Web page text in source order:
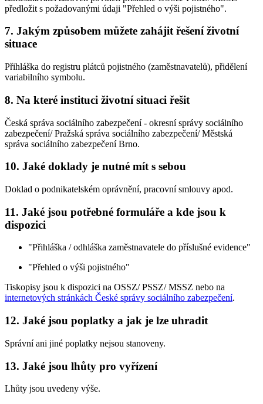
předložit s požadovanými údaji "Přehled o výši pojistného".
7. Jakým způsobem můžete zahájit řešení životní
situace
Přihláška do registru plátců pojistného (zaměstnavatelů), přidělení
variabilního symbolu.
8. Na které instituci životní situaci řešit
Česká správa sociálního zabezpečení - okresní správy sociálního
zabezpečení/ Pražská správa sociálního zabezpečení/ Městská
správa sociálního zabezpečení Brno.
10. Jaké doklady je nutné mít s sebou
Doklad o podnikatelském oprávnění, pracovní smlouvy apod.
11. Jaké jsou potřebné formuláře a kde jsou k
dispozici
"Přihláška / odhláška zaměstnavatele do příslušné evidence"
"Přehled o výši pojistného"
Tiskopisy jsou k dispozici na OSSZ/ PSSZ/ MSSZ nebo na
internetových stránkách České správy sociálního zabezpečení.
12. Jaké jsou poplatky a jak je lze uhradit
Správní ani jiné poplatky nejsou stanoveny.
13. Jaké jsou lhůty pro vyřízení
Lhůty jsou uvedeny výše.